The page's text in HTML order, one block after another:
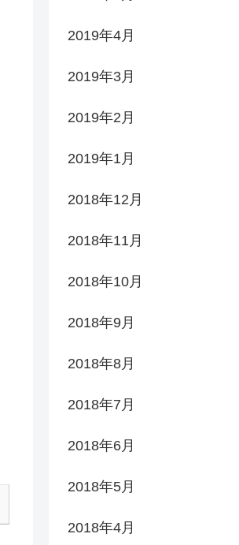
2019年4月
2019年3月
2019年2月
2019年1月
2018年12月
2018年11月
2018年10月
2018年9月
2018年8月
2018年7月
2018年6月
2018年5月
2018年4月